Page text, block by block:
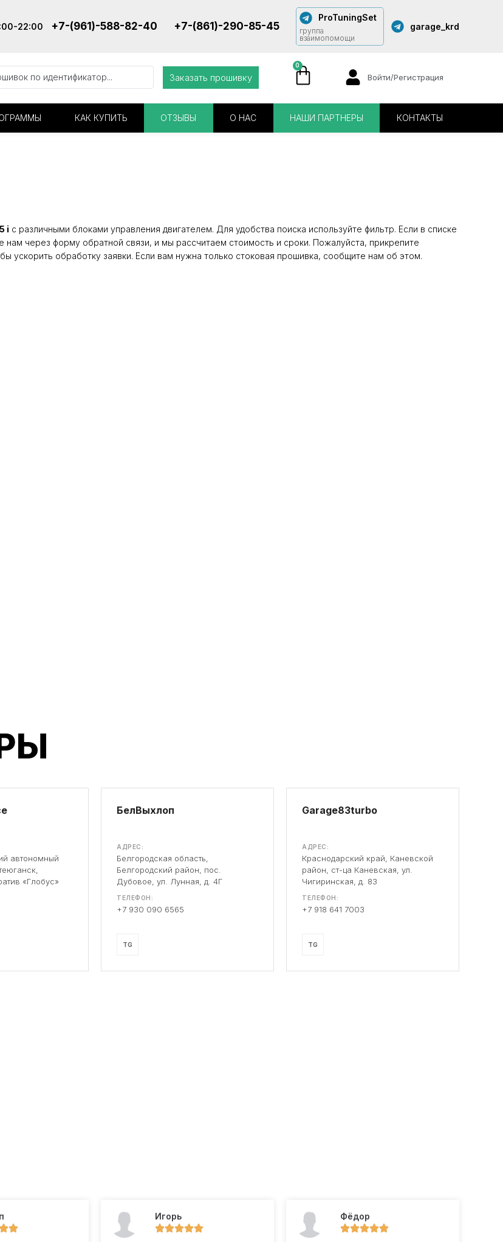
22:00 +7-(961)-588-82-40 +7-(861)-290-85-45
ProTuningSet
группа
взаимопомощи
garage_krd
Заказать прошивку
0
Войти/Регистрация
КАК КУПИТЬ ОТЗЫВЫ О НАС НАШИ ПАРТНЕРЫ КОНТАКТЫ
i с различными блоками управления двигателем. Для удобства поиска используйте фильтр. Если в списке
через форму обратной связи, и мы рассчитаем стоимость и сроки. Пожалуйста, прикрепите
ускорить обработку заявки. Если вам нужна только стоковая прошивка, сообщите нам об этом.
автономный
«Глобус»
БелВыхлоп
АДРЕС:
Белгородская область,
Белгородский район, пос.
Дубовое, ул. Лунная, д. 4Г
ТЕЛЕФОН:
+7 930 090 6565
TG
Garage83turbo
АДРЕС:
Краснодарский край, Каневской
район, ст-ца Каневская, ул.
Чигиринская, д. 83
ТЕЛЕФОН:
+7 918 641 7003
TG
Игорь Фёдор